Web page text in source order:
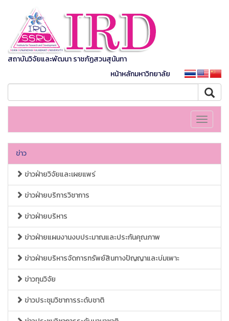
สถาบันวิจัยและพัฒนา ราชภัฏสวนสุนันทา
หน้าหลักมหาวิทยาลัย
Toggle
ข่าว
ข่าวฝ่ายวิจัยและเผยแพร่
ข่าวฝ่ายบริการวิชาการ
ข่าวฝ่ายบริหาร
ข่าวฝ่ายแผนงานงบประมาณและประกันคุณภาพ
ข่าวฝ่ายบริหารจัดการทรัพย์สินทางปัญญาและบ่มเพาะ
ข่าวทุนวิจัย
ข่าวประชุมวิชาการระดับชาติ